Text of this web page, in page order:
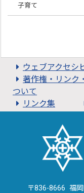
子育て
ウェブアクセシ
著作権・リンク
ついて
リンク集
〒836-8666 福